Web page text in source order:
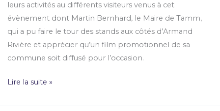
leurs activités au différents visiteurs venus à cet
évènement dont Martin Bernhard, le Maire de Tamm,
qui a pu faire le tour des stands aux côtés d’Armand
Rivière et apprécier qu’un film promotionnel de sa
commune soit diffusé pour l’occasion.
Lire la suite »